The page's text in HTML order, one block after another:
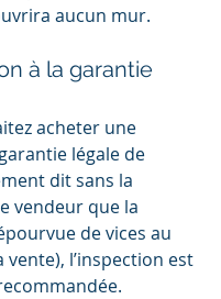
aucun mur.
à la garantie
acheter une
légale de
dit sans la
vendeur que la
de vices au
l’inspection est